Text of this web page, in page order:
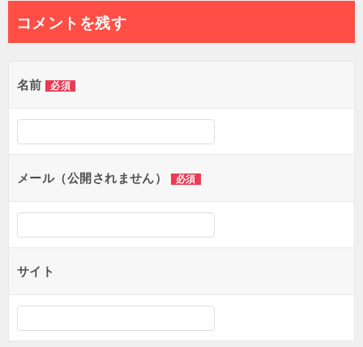
ナ
ビ
ゲ
コメントを残す
名前 必須
メール（公開されません） 必須
サイト